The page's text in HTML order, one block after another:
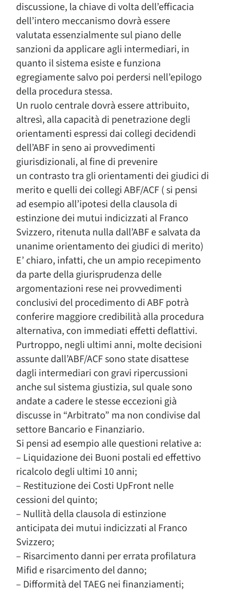
discussione, la chiave di volta dell’efficacia
dell’intero meccanismo dovrà essere
valutata essenzialmente sul piano delle
sanzioni da applicare agli intermediari, in
quanto il sistema esiste e funziona
egregiamente salvo poi perdersi nell’epilogo
della procedura stessa.
Un ruolo centrale dovrà essere attribuito,
altresì, alla capacità di penetrazione degli
orientamenti espressi dai collegi decidendi
dell’ABF in seno ai provvedimenti
giurisdizionali, al fine di prevenire
un contrasto tra gli orientamenti dei giudici di
merito e quelli dei collegi ABF/ACF ( si pensi
ad esempio all’ipotesi della clausola di
estinzione dei mutui indicizzati al Franco
Svizzero, ritenuta nulla dall’ABF e salvata da
unanime orientamento dei giudici di merito)
E’ chiaro, infatti, che un ampio recepimento
da parte della giurisprudenza delle
argomentazioni rese nei provvedimenti
conclusivi del procedimento di ABF potrà
conferire maggiore credibilità alla procedura
alternativa, con immediati effetti deflattivi.
Purtroppo, negli ultimi anni, molte decisioni
assunte dall’ABF/ACF sono state disattese
dagli intermediari con gravi ripercussioni
anche sul sistema giustizia, sul quale sono
andate a cadere le stesse eccezioni già
discusse in “Arbitrato” ma non condivise dal
settore Bancario e Finanziario.
Si pensi ad esempio alle questioni relative a:
– Liquidazione dei Buoni postali ed effettivo
ricalcolo degli ultimi 10 anni;
– Restituzione dei Costi UpFront nelle
cessioni del quinto;
– Nullità della clausola di estinzione
anticipata dei mutui indicizzati al Franco
Svizzero;
– Risarcimento danni per errata profilatura
Mifid e risarcimento del danno;
– Difformità del TAEG nei finanziamenti;